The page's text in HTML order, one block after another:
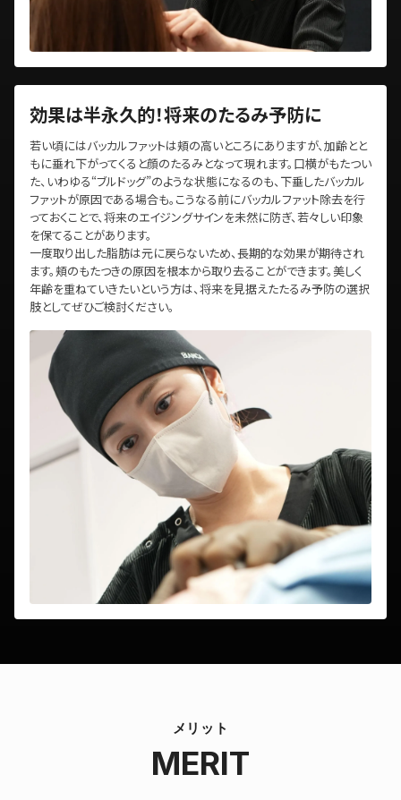
効果は半永久的！将来のたるみ予防に
若い頃にはバッカルファットは頬の高いところにありますが、加齢とと
もに垂れ下がってくると顔のたるみとなって現れます。口横がもたつい
た、いわゆる“ブルドッグ”のような状態になるのも、下垂したバッカル
ファットが原因である場合も。こうなる前にバッカルファット除去を行
っておくことで、将来のエイジングサインを未然に防ぎ、若々しい印象
を保てることがあります。
一度取り出した脂肪は元に戻らないため、長期的な効果が期待され
ます。頬のもたつきの原因を根本から取り去ることができます。美しく
年齢を重ねていきたいという方は、将来を見据えたたるみ予防の選択
肢としてぜひご検討ください。
メリット
MERIT